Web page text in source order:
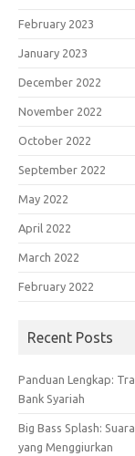
February 2023
January 2023
December 2022
November 2022
October 2022
September 2022
May 2022
April 2022
March 2022
February 2022
Recent Posts
Panduan Lengkap:
Bank Syariah
Big Bass Splash:
yang Menggiurkan